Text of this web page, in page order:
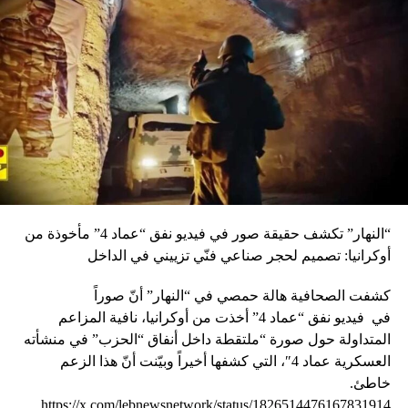
“النهار” تكشف حقيقة صور في فيديو نفق “عماد 4” مأخوذة من
أوكرانيا: تصميم لحجر صناعي فنّي تزييني في الداخل
كشفت الصحافية هالة حمصي في “النهار” أنّ صوراً
في فيديو
نفق “عماد 4” أخذت من أوكرانيا، نافية المزاعم
المتداولة حول صورة “ملتقطة داخل أنفاق “الحزب” في منشأته
العسكرية عماد 4″، التي كشفها أخيراً وبيّنت أنّ هذا الزعم
خاطئ.
https://x.com/lebnewsnetwork/status/1826514476167831914